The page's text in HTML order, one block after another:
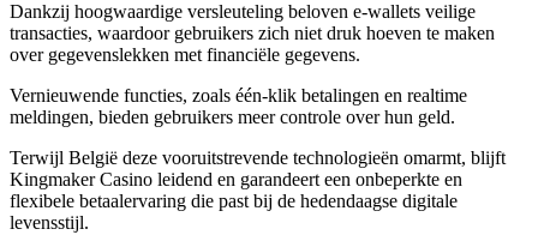
Dankzij hoogwaardige versleuteling beloven e-wallets veilige
transacties, waardoor gebruikers zich niet druk hoeven te maken
over gegevenslekken met financiële gegevens.
Vernieuwende functies, zoals één-klik betalingen en realtime
meldingen, bieden gebruikers meer controle over hun geld.
Terwijl België deze vooruitstrevende technologieën omarmt, blijft
Kingmaker Casino leidend en garandeert een onbeperkte en
flexibele betaalervaring die past bij de hedendaagse digitale
levensstijl.